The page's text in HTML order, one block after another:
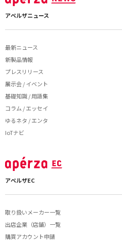
アペルザニュース
最新ニュース
新製品情報
プレスリリース
展示会 / イベント
基礎知識 / 用語集
コラム / エッセイ
ゆるネタ / エンタ
IoTナビ
アペルザEC
取り扱いメーカー一覧
出店企業（店舗）一覧
購買アカウント申請